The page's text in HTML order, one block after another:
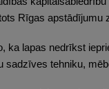
Rīgas apstādījumu
ka lapas nedrīkst
sadzīves tehniku,